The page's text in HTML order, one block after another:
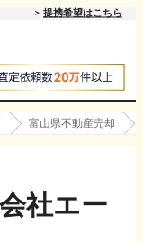
提携希望はこちら
富山県不動産売却
社エー